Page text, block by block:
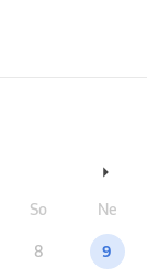
So Ne
8 9